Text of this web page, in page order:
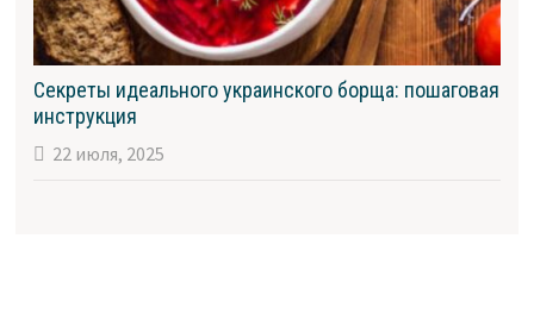
Секреты идеального украинского борща: пошаговая
инструкция
22 июля, 2025